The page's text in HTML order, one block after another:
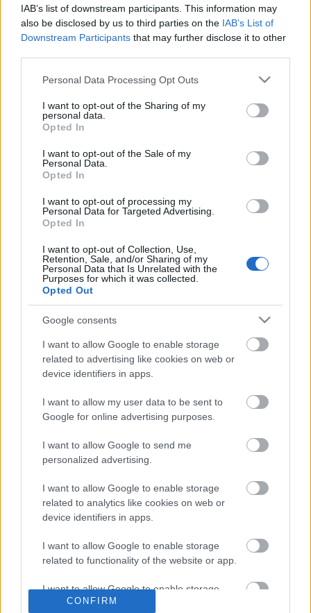
IAB’s list of downstream participants. This information may
also be disclosed by us to third parties on the IAB’s List of
Downstream Participants that may further disclose it to other
Please note that this website/app uses one or more Google
not limited to your visit or usage behaviour. You may click to
grant or deny consent to Google and its third-party tags to
use your data for below specified purposes in below Google
consent section.
Personal Data Processing Opt Outs
I want to opt-out of the Sharing of my
personal data.
Opted In
I want to opt-out of the Sale of my
Personal Data.
Opted In
I want to opt-out of processing my
Personal Data for Targeted Advertising.
Opted In
I want to opt-out of Collection, Use,
Retention, Sale, and/or Sharing of my
Personal Data that Is Unrelated with the
Purposes for which it was collected.
Opted Out
Google consents
I want to allow Google to enable storage
related to advertising like cookies on web or
device identifiers in apps.
I want to allow my user data to be sent to
Google for online advertising purposes.
I want to allow Google to send me
personalized advertising.
I want to allow Google to enable storage
related to analytics like cookies on web or
device identifiers in apps.
I want to allow Google to enable storage
related to functionality of the website or app.
I want to allow Google to enable storage
related to personalization.
CONFIRM
Estos jugadores son duda:
Posibles cambios en la alineación: Simeone recupera a
Trippier para el partido y ha ensayado con el inglés en el
once. Carrasco podría ser la gran novedad tras recuperarse
Recomendaciones de compra: Trippier vuelve a
Se acabó la sanción de Trippier y
rojiblanco y otros dos futbolistas
recomendaciones de compra de la
semana.
Real Madrid
Posible alineación: Courtois – Lucas Vázquez, Varane,
Nacho Fernández, Mendy – Casemiro, Kroos, Modric –
Benzema, Asensio (Rodrygo), Vinícius (Rodrygo).
Estos jugadores son baja: Sergio Ramos (rodilla),
Carvajal (lesión muscular), Eden Hazard (lesión muscular),
Estos jugadores son duda:
Posibles cambios en la alineación : Benzema ha
entrenado el viernes con el grupo y estará disponible para
el derbi. En caso de que Zidane no quiera arriesgar y
dejarle en el banquillo, Isco y Rodrygo son las opciones del
técnico. Asensio y Vinícius pueden ser los acompañantes
posibilidad de un cambio de la entrada de otro
centrocampista como Isco.